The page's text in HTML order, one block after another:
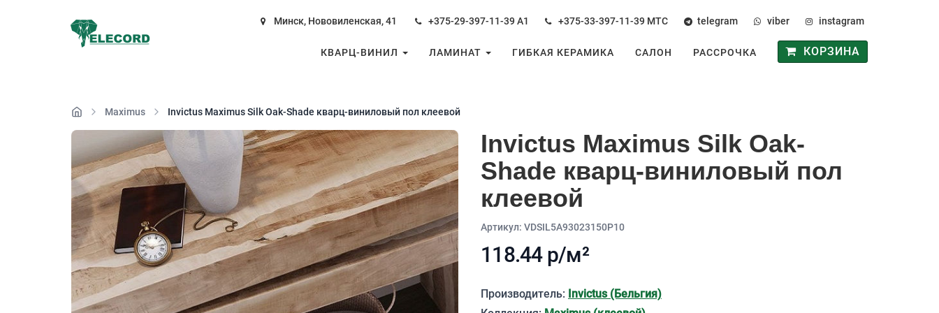
Минск, Нововиленская, 41 +375-29-397-11-39А1 +375-33-397-11-39 МТС telegram viber instagram
КВАРЦ-ВИНИЛ ЛАМИНАТ ГИБКАЯ КЕРАМИКА САЛОН РАССРОЧКА КОРЗИНА
Maximus Invictus Maximus Silk Oak-Shade кварц-виниловый пол клеевой
Invictus Maximus Silk Oak-
Shade кварц-виниловый пол
клеевой
Aртикул: VDSIL5A93023150P10
118.44 р/м²
Описание
Производитель: Invictus (Бельгия)